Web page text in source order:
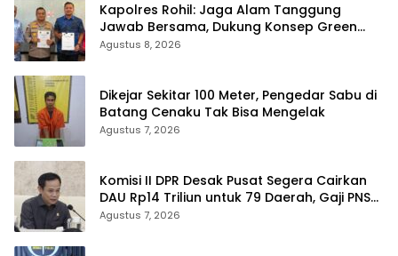
Kapolres Rohil: Jaga Alam Tanggung
Jawab Bersama, Dukung Konsep Green
Policing
Agustus 8, 2026
Dikejar Sekitar 100 Meter, Pengedar Sabu di
Agustus 7, 2026
Komisi II DPR Desak Pusat Segera Cairkan
DAU Rp14 Triliun untuk 79 Daerah, Gaji PNS
Terancam Telat
Agustus 7, 2026